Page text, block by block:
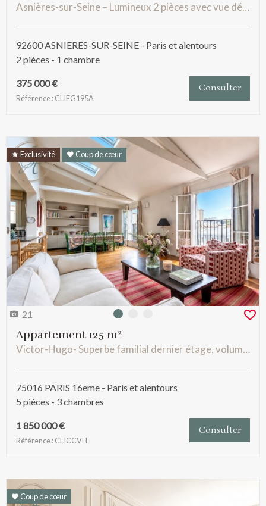
Asnières-sur-Seine – Lumineux 2 pièces avec vue dégagée, cave et aucun travaux à prévoir
92600 ASNIERES-SUR-SEINE - Paris et alentours
2 pièces - 1 chambre
375 000 €
Référence : CLIEG195A
Consulter
Exclusivité Coup de cœur
21 Photo 0
Appartement 125 m²
Victor-Hugo- Superbe familial dernier étage, volumes exceptionnels, vue dégagéé Tour Eiffel. Janson de Sailly
75016 PARIS 16eme - Paris et alentours
5 pièces - 3 chambres
1 850 000 €
Référence : CLICCVH
Consulter
Coup de cœur